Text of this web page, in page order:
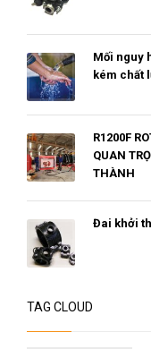
Mối nguy
kém chất
R1200F
QUAN
THÀNH
Đai khởi
TAG CLOUD